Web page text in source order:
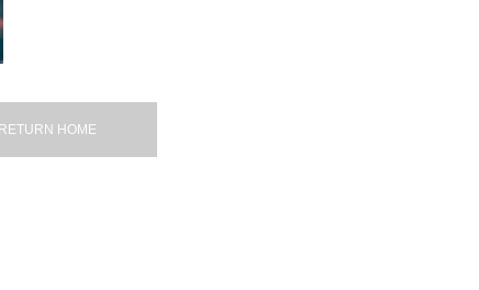
RETURN HOME